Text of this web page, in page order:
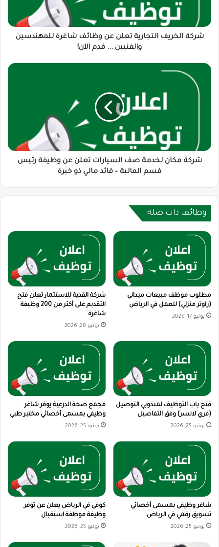
والفنيين
شركة الخريف التجارية تعلن عن وظائف شاغرة للمهندسين
والفنيين ... قدم الآن!
شركة
لخدمة
رئيس
قسم
ذو
خبرة
شركة مكان لخدمة صف السيارات تعلن عن وظيفة رئيس
قسم المالية – قائد مالي ذو خبرة
وظائف ذات صلة
مطلوب موظف مبيعات ميداني
(راوتر منزلي) للعمل في الرياض
يوليو 17, 2026
شركة القدية للاستثمار تعلن فتح
التقديم على أكثر من 200 وظيفة
شاغرة
يونيو 28, 2026
فتح باب التوظيف لمندوبي التوصيل
(فري لانسر) وفق التفاصيل
يونيو 25, 2026
مجمع صحة الدرعية يوفر شاغر
وظيفي بمسمى أخصائي مختبر طبي
يونيو 25, 2026
شاغر وظيفي بمسمى أخصائي
تسويق رقمي في الرياض
يونيو 25, 2026
كوفي في الرياض يعلن عن توفر
وظيفة موظفة استقبال
يونيو 25, 2026